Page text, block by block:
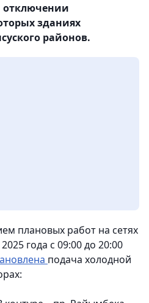
отключении
зданиях
районов.
плановых работ на сетях
года с 09:00 до 20:00
подача холодной